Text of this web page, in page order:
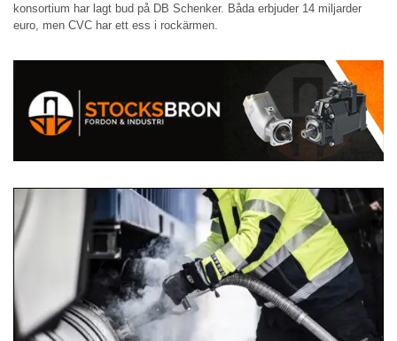
konsortium har lagt bud på DB Schenker. Båda erbjuder 14 miljarder
euro, men CVC har ett ess i rockärmen.